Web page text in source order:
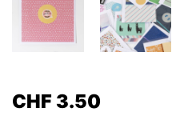
CHF 3.50